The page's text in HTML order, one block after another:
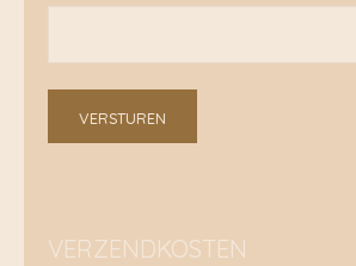
VERSTUREN
VERZENDKOSTEN